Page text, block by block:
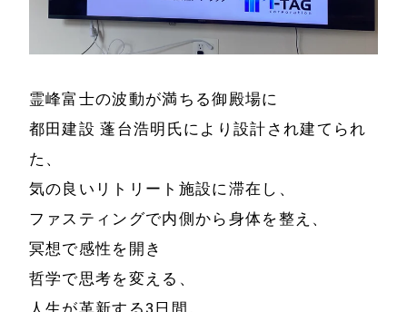
霊峰富士の波動が満ちる御殿場に
都田建設 蓬台浩明氏により設計され建てられ
た、
気の良いリトリート施設に滞在し、
ファスティングで内側から身体を整え、
冥想で感性を開き
哲学で思考を変える、